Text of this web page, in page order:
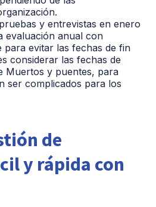
y entrevistas en enero
evaluación anual con
para evitar las fechas de fin
considerar las fechas de
Muertos y puentes, para
ser complicados para los
de
y rápida con